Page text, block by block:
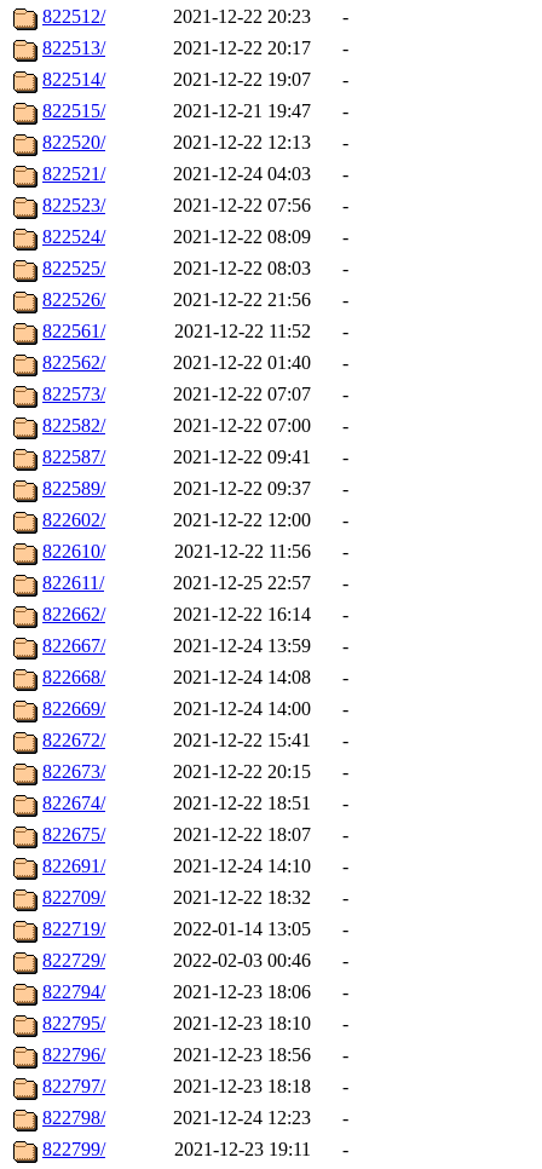
822512/
2021-12-22 20:23
-
822513/
2021-12-22 20:17
-
822514/
2021-12-22 19:07
-
822515/
2021-12-21 19:47
-
822520/
2021-12-22 12:13
-
822521/
2021-12-24 04:03
-
822523/
2021-12-22 07:56
-
822524/
2021-12-22 08:09
-
822525/
2021-12-22 08:03
-
822526/
2021-12-22 21:56
-
822561/
2021-12-22 11:52
-
822562/
2021-12-22 01:40
-
822573/
2021-12-22 07:07
-
822582/
2021-12-22 07:00
-
822587/
2021-12-22 09:41
-
822589/
2021-12-22 09:37
-
822602/
2021-12-22 12:00
-
822610/
2021-12-22 11:56
-
822611/
2021-12-25 22:57
-
822662/
2021-12-22 16:14
-
822667/
2021-12-24 13:59
-
822668/
2021-12-24 14:08
-
822669/
2021-12-24 14:00
-
822672/
2021-12-22 15:41
-
822673/
2021-12-22 20:15
-
822674/
2021-12-22 18:51
-
822675/
2021-12-22 18:07
-
822691/
2021-12-24 14:10
-
822709/
2021-12-22 18:32
-
822719/
2022-01-14 13:05
-
822729/
2022-02-03 00:46
-
822794/
2021-12-23 18:06
-
822795/
2021-12-23 18:10
-
822796/
2021-12-23 18:56
-
822797/
2021-12-23 18:18
-
822798/
2021-12-24 12:23
-
822799/
2021-12-23 19:11
-